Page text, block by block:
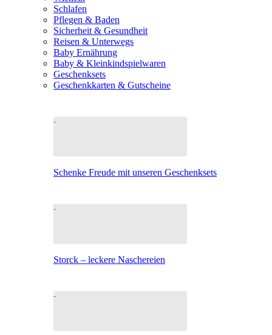
Schlafen
Pflegen & Baden
Sicherheit & Gesundheit
Reisen & Unterwegs
Baby Ernährung
Baby & Kleinkindspielwaren
Geschenksets
Geschenkkarten & Gutscheine
Schenke Freude mit unseren Geschenksets
Storck – leckere Naschereien